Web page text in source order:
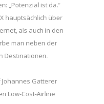
„Potenzial ist da.“
hauptsächlich über
als auch in den
man neben der
Destinationen.
Gatterer
Low-Cost-Airline